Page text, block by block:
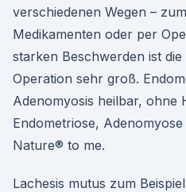
verschiedenen Wegen –
Medikamenten oder per
starken Beschwerden ist
Operation sehr groß.
Adenomyosis heilbar, ohne
Endometriose,
Nature® to me.
Lachesis mutus zum